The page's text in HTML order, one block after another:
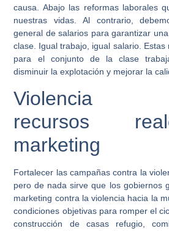
causa. Abajo las reformas laborales
nuestras vidas. Al contrario,
general de salarios para garantizar
clase. Igual trabajo, igual salario. Estas
para el conjunto de la clase
disminuir la explotación y mejorar la
Violencia
recursos
marketing
Fortalecer las campañas contra la
pero de nada sirve que los gobiernos
marketing contra la violencia hacia la
condiciones objetivas para romper el
construcción de casas refugio,